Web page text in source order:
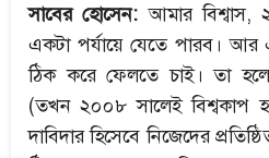
সাবের হোসেন:আমার
একটা পর্যায়ে যেতে পারব।
ঠিক করে ফেলতে চাই। তা
(তখন ২০০৮ সালেই বিশ্বকাপ
দাবিদার হিসেবে নিজেদের